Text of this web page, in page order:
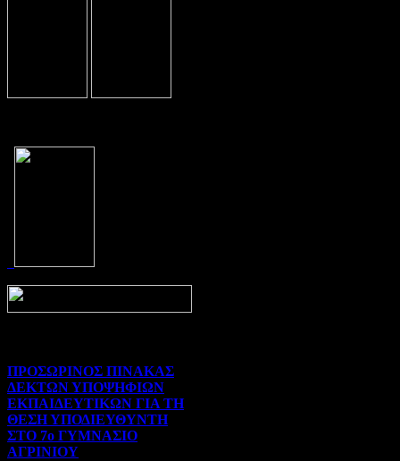
ΠΡΟΣΩΡΙΝΟΣ ΠΙΝΑΚΑΣ
ΔΕΚΤΩΝ ΥΠΟΨΗΦΙΩΝ
ΕΚΠΑΙΔΕΥΤΙΚΩΝ ΓΙΑ ΤΗ
ΘΕΣΗ ΥΠΟΔΙΕΥΘΥΝΤΗ
ΣΤΟ 7ο ΓΥΜΝΑΣΙΟ
ΑΓΡΙΝΙΟΥ